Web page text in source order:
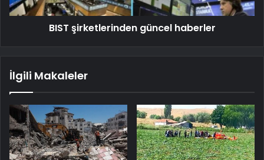
BIST şirketlerinden güncel haberler
İlgili Makaleler